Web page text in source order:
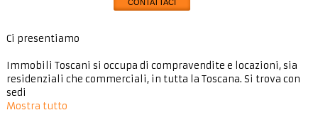
CONTATTACI
Ci presentiamo
Immobili Toscani si occupa di compravendite e locazioni, sia
residenziali che commerciali, in tutta la Toscana. Si trova con
sedi
Mostra tutto